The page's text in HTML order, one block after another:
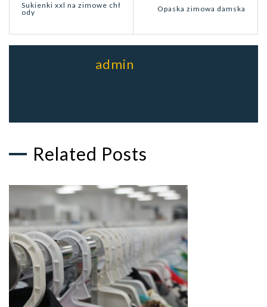
Sukienki xxl na zimowe chł
ody
Opaska zimowa damska
admin
Related Posts